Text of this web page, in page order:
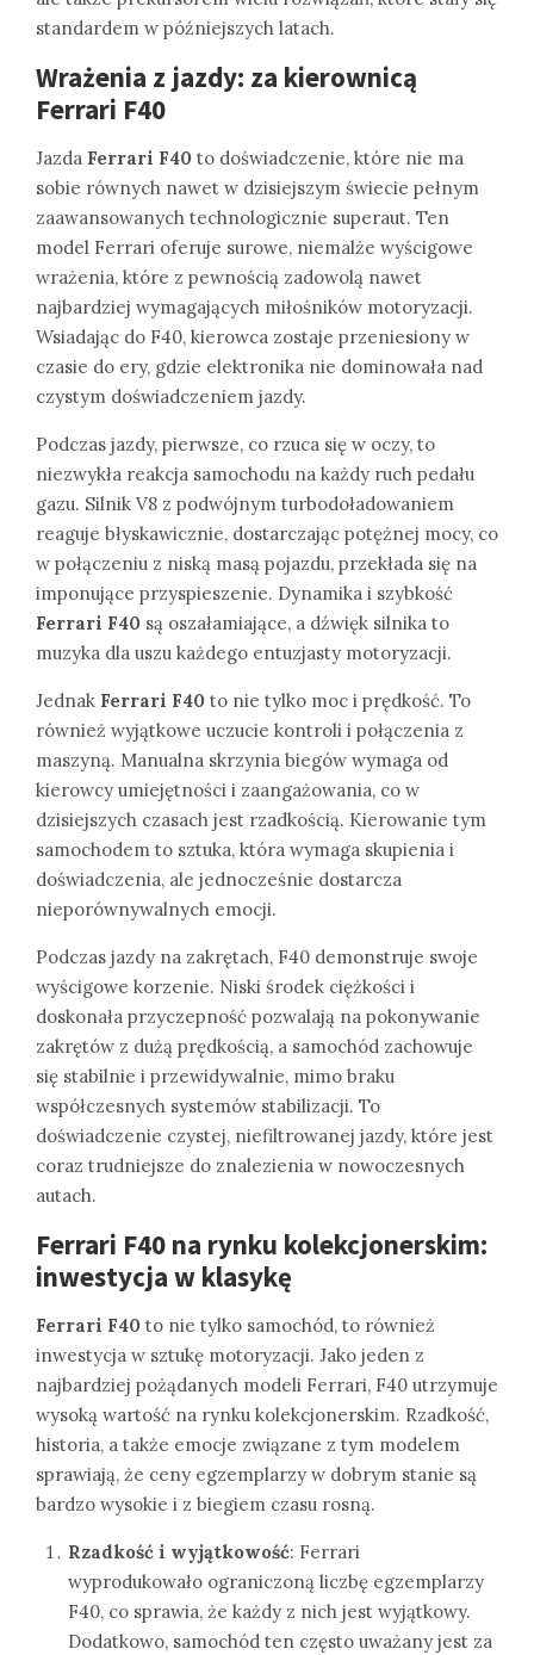
standardem w późniejszych latach.
Wrażenia z jazdy: za kierownicą
Ferrari F40
Jazda Ferrari F40 to doświadczenie, które nie ma
sobie równych nawet w dzisiejszym świecie pełnym
zaawansowanych technologicznie superaut. Ten
model Ferrari oferuje surowe, niemalże wyścigowe
wrażenia, które z pewnością zadowolą nawet
najbardziej wymagających miłośników motoryzacji.
Wsiadając do F40, kierowca zostaje przeniesiony w
czasie do ery, gdzie elektronika nie dominowała nad
czystym doświadczeniem jazdy.
Podczas jazdy, pierwsze, co rzuca się w oczy, to
niezwykła reakcja samochodu na każdy ruch pedału
gazu. Silnik V8 z podwójnym turbodoładowaniem
reaguje błyskawicznie, dostarczając potężnej mocy, co
w połączeniu z niską masą pojazdu, przekłada się na
imponujące przyspieszenie. Dynamika i szybkość
Ferrari F40 są oszałamiające, a dźwięk silnika to
muzyka dla uszu każdego entuzjasty motoryzacji.
Jednak Ferrari F40 to nie tylko moc i prędkość. To
również wyjątkowe uczucie kontroli i połączenia z
maszyną. Manualna skrzynia biegów wymaga od
kierowcy umiejętności i zaangażowania, co w
dzisiejszych czasach jest rzadkością. Kierowanie tym
samochodem to sztuka, która wymaga skupienia i
doświadczenia, ale jednocześnie dostarcza
nieporównywalnych emocji.
Podczas jazdy na zakrętach, F40 demonstruje swoje
wyścigowe korzenie. Niski środek ciężkości i
doskonała przyczepność pozwalają na pokonywanie
zakrętów z dużą prędkością, a samochód zachowuje
się stabilnie i przewidywalnie, mimo braku
współczesnych systemów stabilizacji. To
doświadczenie czystej, niefiltrowanej jazdy, które jest
coraz trudniejsze do znalezienia w nowoczesnych
autach.
Ferrari F40 na rynku kolekcjonerskim:
inwestycja w klasykę
Ferrari F40 to nie tylko samochód, to również
inwestycja w sztukę motoryzacji. Jako jeden z
najbardziej pożądanych modeli Ferrari, F40 utrzymuje
wysoką wartość na rynku kolekcjonerskim. Rzadkość,
historia, a także emocje związane z tym modelem
sprawiają, że ceny egzemplarzy w dobrym stanie są
bardzo wysokie i z biegiem czasu rosną.
Rzadkość i wyjątkowość: Ferrari
wyprodukowało ograniczoną liczbę egzemplarzy
F40, co sprawia, że każdy z nich jest wyjątkowy.
Dodatkowo, samochód ten często uważany jest za